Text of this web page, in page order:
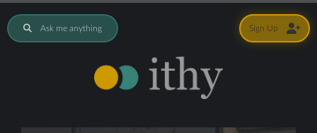
Ask me anything Sign Up